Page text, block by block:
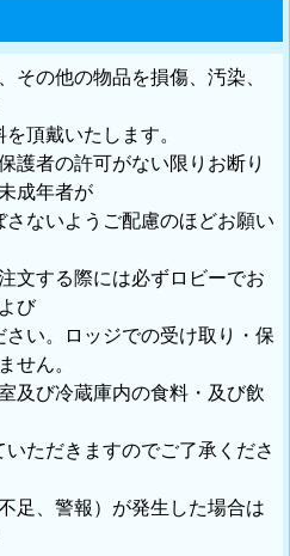
その他の物品を損傷、汚染、
頂戴いたします。
護者の許可がない限りお断り
成年者が
ないようご配慮のほどお願い
文する際には必ずロビーでお
び
い。ロッジでの受け取り・保
せん。
及び冷蔵庫内の食料・及び飲
ただきますのでご了承くださ
足、警報）が発生した場合は